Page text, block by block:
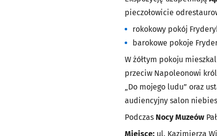
pieczołowicie
rokokowy pokój
barokowe pokoje
W żółtym pokoju
przeciw Napoleonowi
„Do mojego ludu” oraz
audiencyjny salon
Podczas Nocy Muzeów
Miejsce: ul. Kazimierza